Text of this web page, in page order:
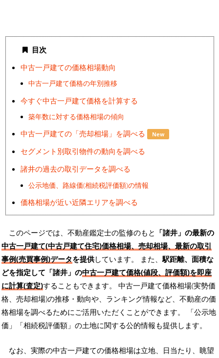
目次
中古一戸建ての価格相場動向
中古一戸建て価格の年別推移
今すぐ中古一戸建て価格を計算する
築年数に対する価格相場の傾向
中古一戸建ての「売却相場」を調べる New
セグメント別取引物件の動向を調べる
諸井の過去の取引データを調べる
公示地価、路線価(相続税評価額)の情報
価格相場が近い近隣エリアを調べる
このページでは、不動産鑑定士の監修のもと 「諸井」の最新の
中古一戸建て(中古戸建て住宅)価格相場、売却相場、最新の取引
事例(売買事例)データを提供しています。 また、駅距離、面積な
どを指定して「諸井」の中古一戸建て価格(値段、評価額)を即座
に計算(査定)することもできます。 中古一戸建て価格相場(実勢価
格、売却相場)の推移・動向や、ランキング情報など、不動産の価
格相場を調べるためにご活用いただくことができます。
「公示地
価」「相続税評価額」の土地に関する公的情報も提供します。
なお、実際の中古一戸建ての価格相場は立地、日当たり、眺望